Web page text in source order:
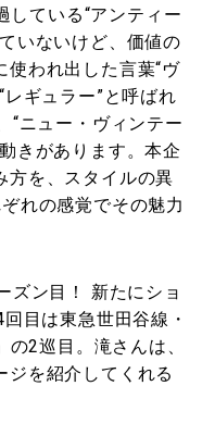
ている“アンティー
いないけど、価値の
使われ出した言葉“ヴ
ギュラー”と呼ばれ
“ニュー・ヴィンテー
きがあります。本企
方を、スタイルの異
れの感覚でその魅力
ズン目！ 新たにショ
目は東急世田谷線・
2巡目。滝さんは、
ジを紹介してくれる